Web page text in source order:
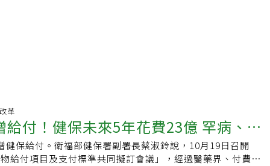
革
給付！健保未來5年花費23億 罕病、癌
健保給付。衛福部健保署副署長蔡淑鈴說，10月19日召開
給付項目及支付標準共同擬訂會議」，經過醫藥界、付費者